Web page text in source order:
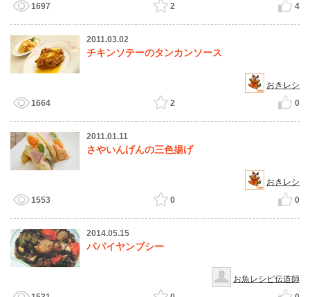
1697
2 4
2011.03.02
チキンソテーのタンカンソース
おきレシ
1664
2 0
2011.01.11
さやいんげんの三色揚げ
おきレシ
1553
0 0
2014.05.15
パパイヤンブシー
お魚レシピ伝道師